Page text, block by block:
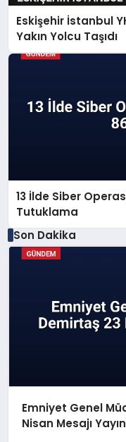
Eskişehir İstanbul
Yakın Yolcu Taşıdı
13 İlde Siber
Tutuklama
Son Dakika
Emniyet Genel
Nisan Mesajı